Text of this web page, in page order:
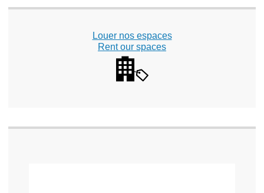
Louer nos espaces
Rent our spaces